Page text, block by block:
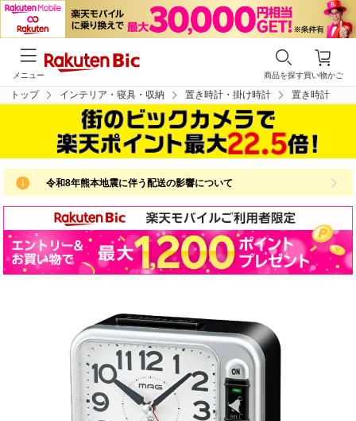
買い物かご
商品を探す
メニュー
トップ インテリア・寝具・収納 置き時計・掛け時計 置き時計
令和8年熊本地震に伴う配送の影響について